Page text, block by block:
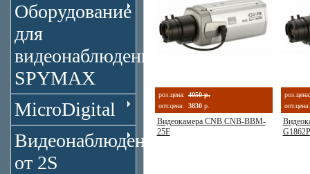
Оборудование
для
видеонаблюдения
SPYMAX
MicroDigital
Видеонаблюдение
от 2S
роз.цена: 4050 р.
опт.цена:
3830 р.
Видеокамера CNB CNB-BBM-
25F
роз.цена:
опт.цена:
G1862P